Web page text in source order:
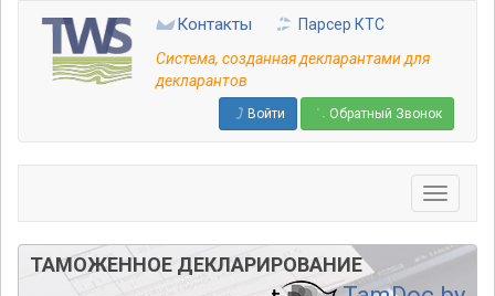
основному
содержанию
Контакты
Парсер КТС
Система, созданная декларантами для
декларантов
Войти Обратный Звонок
ТАМОЖЕННОЕ ДЕКЛАРИРОВАНИЕ